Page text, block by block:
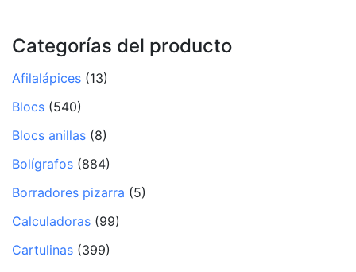
Categorías del producto
Afilalápices (13)
Blocs (540)
Blocs anillas (8)
Bolígrafos (884)
Borradores pizarra (5)
Calculadoras (99)
Cartulinas (399)